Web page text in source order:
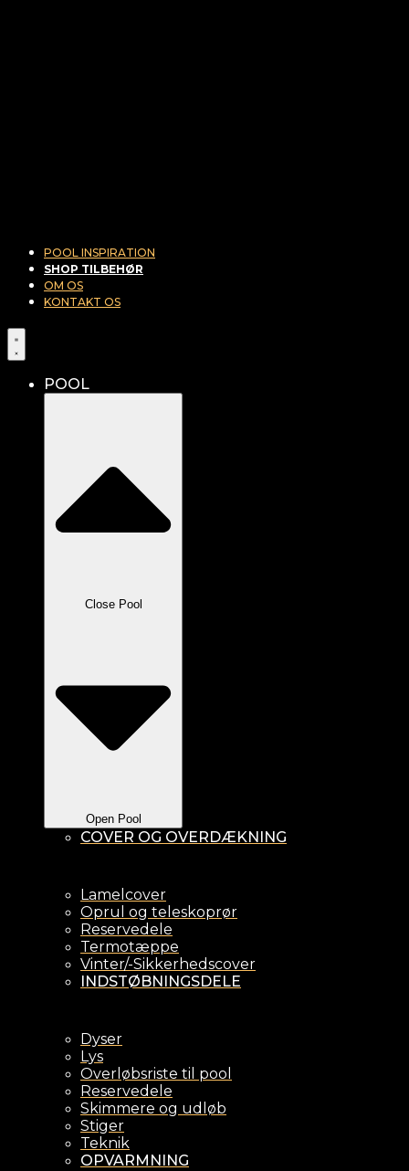
POOL INSPIRATION
SHOP TILBEHØR
OM OS
KONTAKT OS
POOL
Close Pool
Open Pool
COVER OG OVERDÆKNING
Lamelcover
Oprul og teleskoprør
Reservedele
Termotæppe
Vinter/-Sikkerhedscover
INDSTØBNINGSDELE
Dyser
Lys
Overløbsriste til pool
Reservedele
Skimmere og udløb
Stiger
Teknik
OPVARMNING